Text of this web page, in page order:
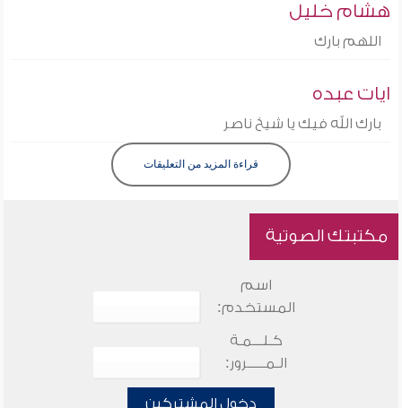
هشام خليل
اللهم بارك
ايات عبده
بارك الله فيك يا شيخ ناصر
قراءة المزيد من التعليقات
مكتبتك الصوتية
اسم
المستخدم:
كـلـــمـة
الـمـــــرور:
دخول المشتركين